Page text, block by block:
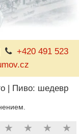
+420 491 523
| Пиво: шедевр
★ ★ ★ ★